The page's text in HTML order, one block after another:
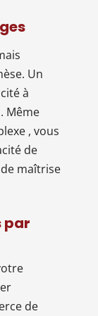
Un
à
Même
, vous
de
maîtrise
par
de